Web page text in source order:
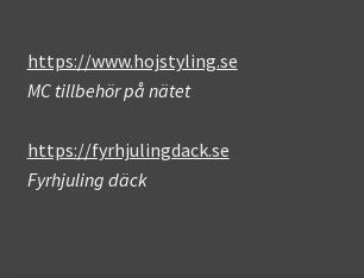
https://www.hojstyling.se
MC tillbehör på nätet
https://fyrhjulingdack.se
Fyrhjuling däck